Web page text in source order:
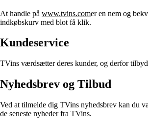
At handle på www.tvins.comer en nem og
indkøbskurv med blot få klik.
Kundeservice
TVins værdsætter deres kunder, og derfor
Nyhedsbrev og Tilbud
Ved at tilmelde dig TVins nyhedsbrev kan du
de seneste nyheder fra TVins.